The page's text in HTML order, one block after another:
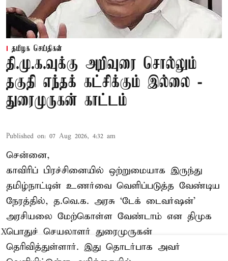
தமிழக செய்திகள்
தி.மு.க.வுக்கு அறிவுரை சொல்லும்
தகுதி எந்தக் கட்சிக்கும் இல்லை -
துரைமுருகன் காட்டம்
Published on: 07 Aug 2026, 4:32 am
சென்னை,
காவிரிப் பிரச்சினையில் ஒற்றுமையாக இருந்து
தமிழ்நாட்டின் உணர்வை வெளிப்படுத்த வேண்டிய
நேரத்தில், த.வெ.க. அரசு ‘டேக் டைவர்ஷன்’
அரசியலை மேற்கொள்ள வேண்டாம் என திமுக
பொதுச் செயலாளர் துரைமுருகன்
தெரிவித்துள்ளார். இது தொடர்பாக அவர்
X